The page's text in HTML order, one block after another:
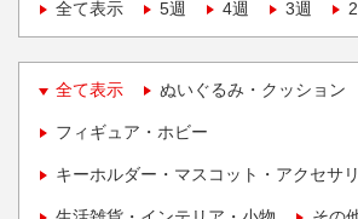
全て表示
5週 4週 3週
全て表示 ぬいぐるみ・クッション
フィギュア・ホビー
キーホルダー・マスコット・アクセサ